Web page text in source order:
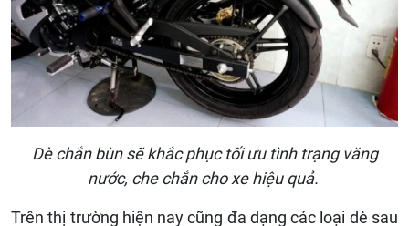
Dè chắn bùn sẽ khắc phục tối ưu tình trạng văng
nước, che chắn cho xe hiệu quả.
Trên thị trường hiện nay cũng đa dạng các loại dè sau